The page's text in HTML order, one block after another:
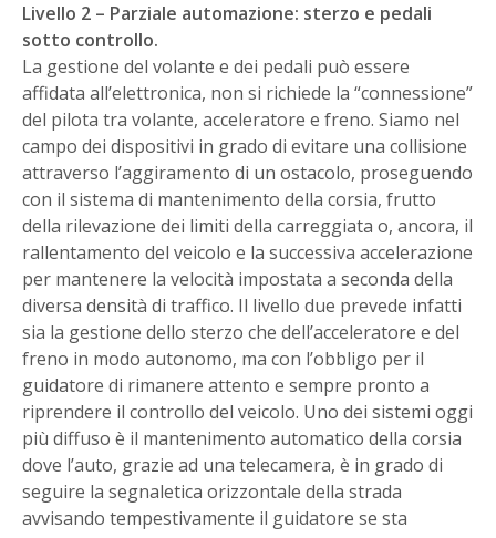
Livello 2 – Parziale automazione: sterzo e pedali
sotto controllo.
La gestione del volante e dei pedali può essere
affidata all’elettronica, non si richiede la “connessione”
del pilota tra volante, acceleratore e freno. Siamo nel
campo dei dispositivi in grado di evitare una collisione
attraverso l’aggiramento di un ostacolo, proseguendo
con il sistema di mantenimento della corsia, frutto
della rilevazione dei limiti della carreggiata o, ancora, il
rallentamento del veicolo e la successiva accelerazione
per mantenere la velocità impostata a seconda della
diversa densità di traffico. Il livello due prevede infatti
sia la gestione dello sterzo che dell’acceleratore e del
freno in modo autonomo, ma con l’obbligo per il
guidatore di rimanere attento e sempre pronto a
riprendere il controllo del veicolo. Uno dei sistemi oggi
più diffuso è il mantenimento automatico della corsia
dove l’auto, grazie ad una telecamera, è in grado di
seguire la segnaletica orizzontale della strada
avvisando tempestivamente il guidatore se sta